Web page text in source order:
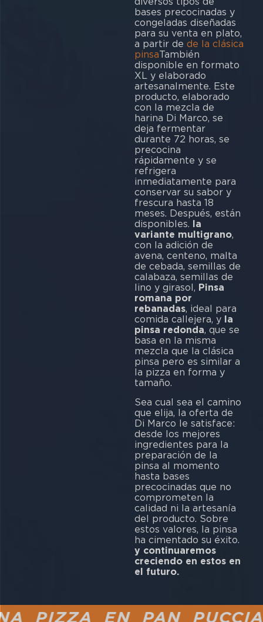
bases precocinadas y
congeladas diseñadas
para su venta en plato,
a partir de de la clásica
pinsaTambién
disponible en formato
XL y elaborado
artesanalmente. Este
producto, elaborado
con la mezcla de
harina Di Marco, se
deja fermentar
durante 72 horas, se
precocina
rápidamente y se
refrigera
inmediatamente para
conservar su sabor y
frescura hasta 18
meses. Después, están
disponibles.
la
variante multigrano,
con la adición de
avena, centeno, malta
de cebada, semillas de
calabaza, semillas de
lino y girasol, Pinsa
romana por
rebanadas, ideal para
comida callejera, y la
pinsa redonda, que se
basa en la misma
mezcla que la clásica
pinsa pero es similar a
la pizza en forma y
tamaño.
Sea cual sea el camino
que elija, la oferta de
Di Marco le satisface:
desde los mejores
ingredientes para la
preparación de la
pinsa al momento
hasta bases
precocinadas que no
comprometen la
calidad ni la artesanía
del producto. Sobre
estos valores, la pinsa
ha cimentado su éxito.
y continuaremos
creciendo en estos en
el futuro.
EN PAN PUCCIA